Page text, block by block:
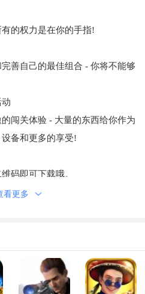
的权力是在你的手指!
自己的最佳组合 - 你将不能够
关体验 - 大量的东西给你作为
备和更多的享受!
即可下载哦。
，在弹出的下载小窗口中，点
看更多